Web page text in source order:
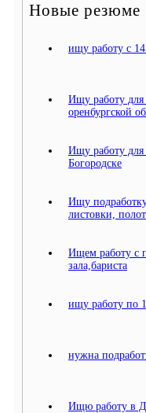
Новые резюме
ищу работу с
Ищу работу
оренбургской
Ищу работу
Богородске
Ищу подработку
листовки,
Ищем работу с
зала,бариста
ищу работу по
нужна
Ищю работу в